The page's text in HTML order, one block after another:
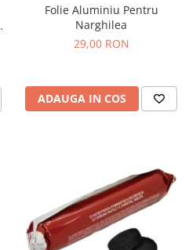
Folie Aluminiu Pentru
Narghilea
29,00 RON
ADAUGA IN COS